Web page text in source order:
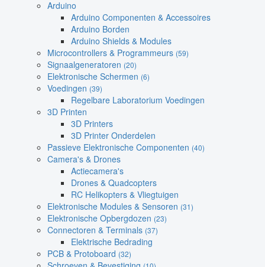
Arduino
Arduino Componenten & Accessoires
Arduino Borden
Arduino Shields & Modules
Microcontrollers & Programmeurs (59)
Signaalgeneratoren (20)
Elektronische Schermen (6)
Voedingen (39)
Regelbare Laboratorium Voedingen
3D Printen
3D Printers
3D Printer Onderdelen
Passieve Elektronische Componenten (40)
Camera's & Drones
Actiecamera's
Drones & Quadcopters
RC Helikopters & Vliegtuigen
Elektronische Modules & Sensoren (31)
Elektronische Opbergdozen (23)
Connectoren & Terminals (37)
Elektrische Bedrading
PCB & Protoboard (32)